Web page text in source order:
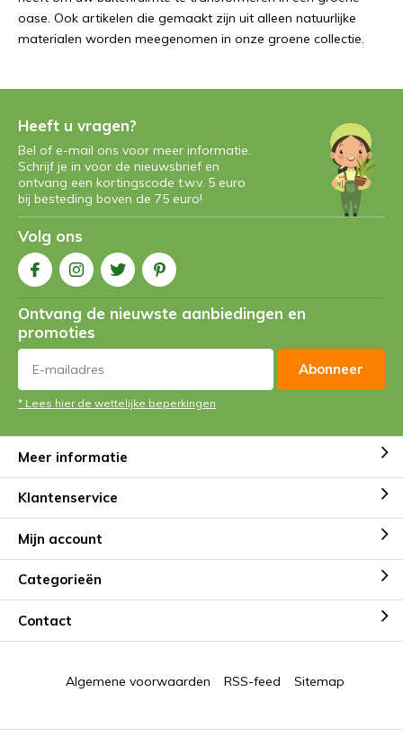
oase. Ook artikelen die gemaakt zijn uit alleen natuurlijke
materialen worden meegenomen in onze groene collectie.
Heeft u vragen?
Bel of e-mail ons voor meer informatie.
Schrijf je in voor de nieuwsbrief en
ontvang een kortingscode t.w.v. 5 euro
bij besteding boven de 75 euro!
Volg ons
Ontvang de nieuwste aanbiedingen en
promoties
Abonneer
* Lees hier de wettelijke beperkingen
Meer informatie
Klantenservice
Mijn account
Categorieën
Contact
Algemene voorwaarden RSS-feed Sitemap